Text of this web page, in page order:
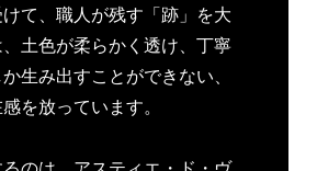
て、職人が残す「跡」を大
土色が柔らかく透け、丁寧
生み出すことができない、
感を放っています。